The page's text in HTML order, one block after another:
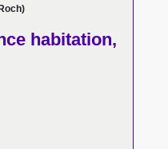
habitation,